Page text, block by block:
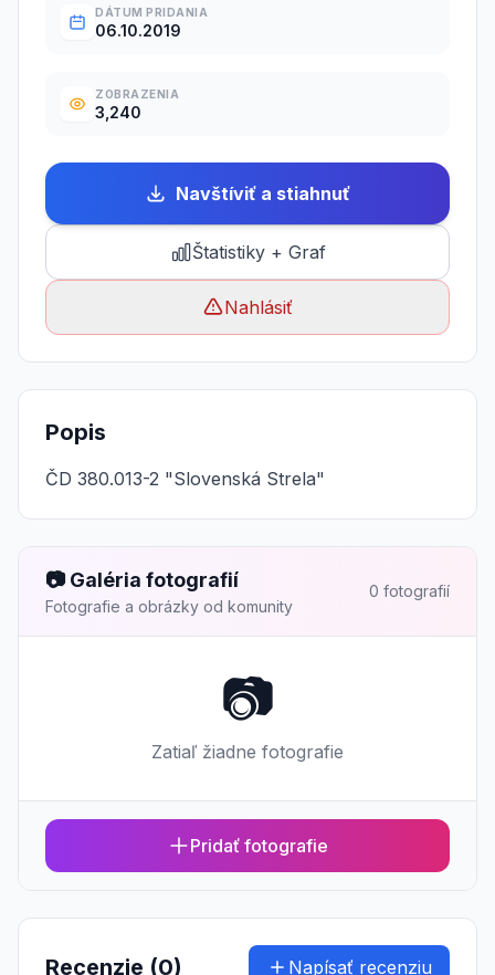
DÁTUM PRIDANIA
06.10.2019
ZOBRAZENIA
3,240
Navštíviť a stiahnuť
Štatistiky + Graf
Nahlásiť
Popis
ČD 380.013-2 "Slovenská Strela"
📷 Galéria fotografií
Fotografie a obrázky od komunity
0 fotografií
📷
Zatiaľ žiadne fotografie
Pridať fotografie
Recenzie (0) Napísať recenziu